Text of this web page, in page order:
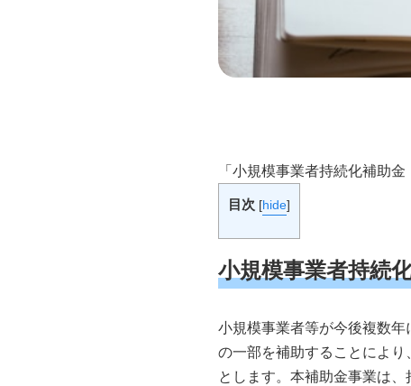
「小規模事業者持続化補助
目次 [hide]
小規模事業者持続
小規模事業者等が今後複数
の一部を補助することによ
とします。本補助金事業は